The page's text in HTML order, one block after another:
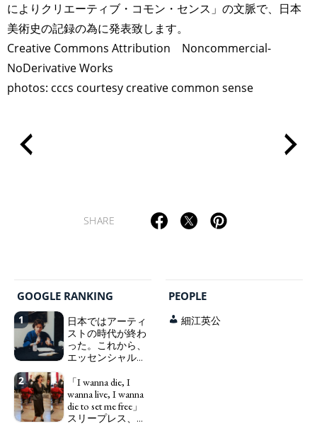
によりクリエーティブ・コモン・センス」の文脈で、日本
美術史の記録の為に発表致します。
Creative Commons Attribution Noncommercial-
NoDerivative Works
photos: cccs courtesy creative common sense
SHARE
GOOGLE RANKING
1
日本ではアーティ
ストの時代が終わ
った。これから、
エッセンシャルワ
ワーカー、ソーシ
ャルワーカーと同
じ、アートワーカ
ーになる。We have
2
「I wanna die, I
wanna live, I wanna
die to set me free」
スリープレス、セ
PEOPLE
細江英公